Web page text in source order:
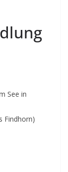
See in
Findhorn)